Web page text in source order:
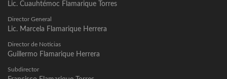
Lic. Cuauhtémoc Flamarique Torres
Director General
Lic. Marcela Flamarique Herrera
Director de Noticias
Guillermo Flamarique Herrera
Subdirector